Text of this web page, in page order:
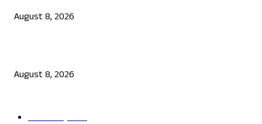
August 8, 2026
August 8, 2026
ತಾಜಾ ಸುದ್ದಿ 2865